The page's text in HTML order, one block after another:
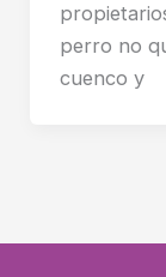
perro no
cuenco y